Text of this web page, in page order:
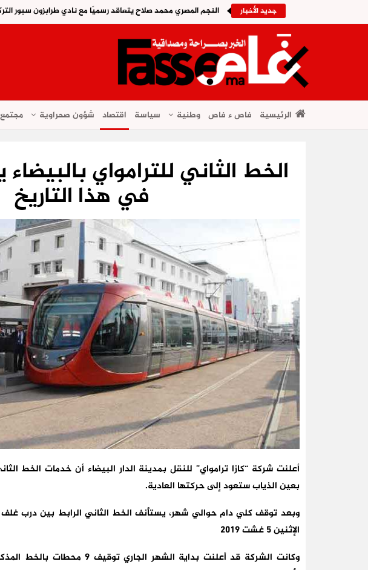
جديد الأخبار النجم المصري محمد صلاح يتعاقد رسميًا مع نادي طرابزون سبور
الرئيسية فاص ء فاص وطنية سياسة اقتصاد شؤون صحراوية مجتمع
الخط الثاني للترامواي
في هذا التاريخ
أعلنت شركة “كازا ترامواي” للنقل بمدينة الدار البيضاء أن خدمات الخط
بعين الذياب ستعود إلى حركتها العادية.
وبعد توقف كلي دام حوالي شهر، يستأنف الخط الثاني الرابط بين درب غلف
الإثنين 5 غشت 2019
وكانت الشركة قد أعلنت بداية الشهر